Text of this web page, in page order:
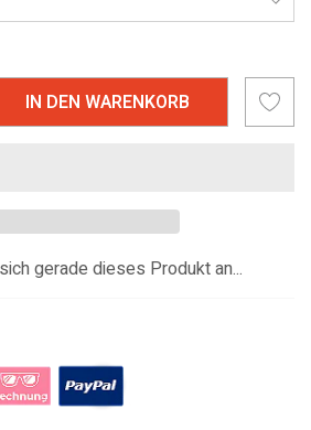
IN DEN WARENKORB
gerade dieses Produkt an...